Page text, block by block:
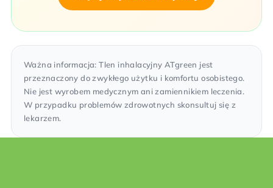
Ważna informacja: Tlen inhalacyjny ATgreen jest
przeznaczony do zwykłego użytku i komfortu osobistego.
Nie jest wyrobem medycznym ani zamiennikiem leczenia.
W przypadku problemów zdrowotnych skonsultuj się z
lekarzem.